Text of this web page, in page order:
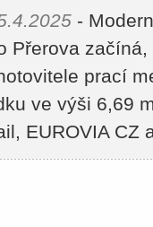
-
Přerova
prací
ve výši 6,69
EUROVIA